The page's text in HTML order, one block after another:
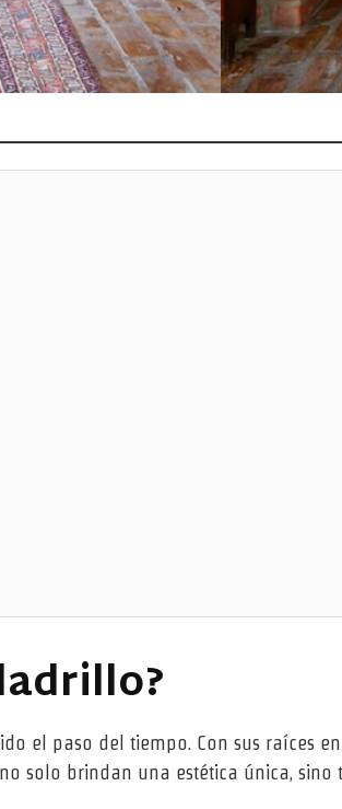
el paso del tiempo. Con sus raíces
solo brindan una estética única,